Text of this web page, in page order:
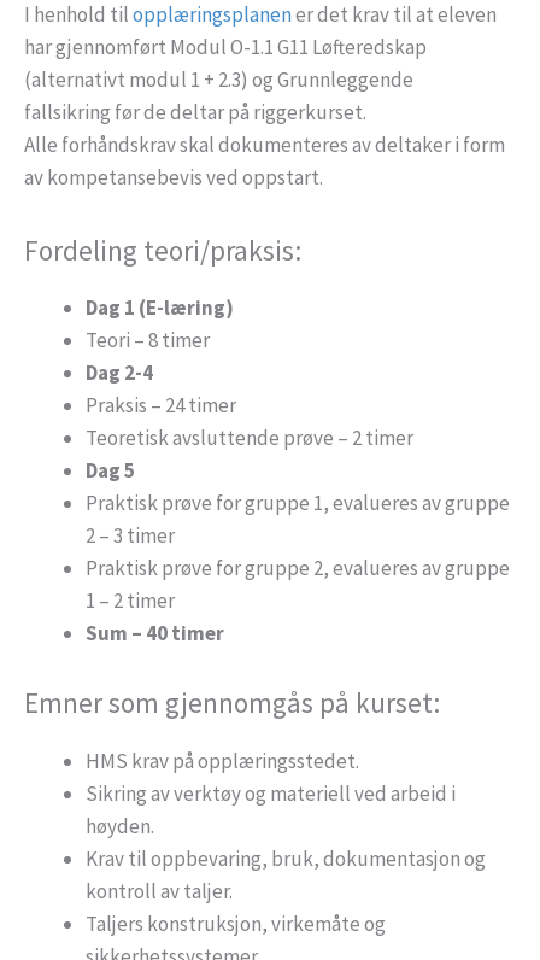
I henhold tilopplæringsplanener det krav til at eleven
har gjennomført Modul O-1.1 G11 Løfteredskap
(alternativt modul 1 + 2.3) og Grunnleggende
fallsikring før de deltar på riggerkurset.
Alle forhåndskrav skal dokumenteres av deltaker i form
av kompetansebevis ved oppstart.
Fordeling teori/praksis:
Dag 1 (E-læring)
Teori – 8 timer
Dag 2-4
Praksis – 24 timer
Teoretisk avsluttende prøve – 2 timer
Dag 5
Praktisk prøve for gruppe 1, evalueres av gruppe
2 – 3 timer
Praktisk prøve for gruppe 2, evalueres av gruppe
1 – 2 timer
Sum – 40 timer
Emner som gjennomgås på kurset:
HMS krav på opplæringsstedet.
Sikring av verktøy og materiell ved arbeid i
høyden.
Krav til oppbevaring, bruk, dokumentasjon og
kontroll av taljer.
Taljers konstruksjon, virkemåte og